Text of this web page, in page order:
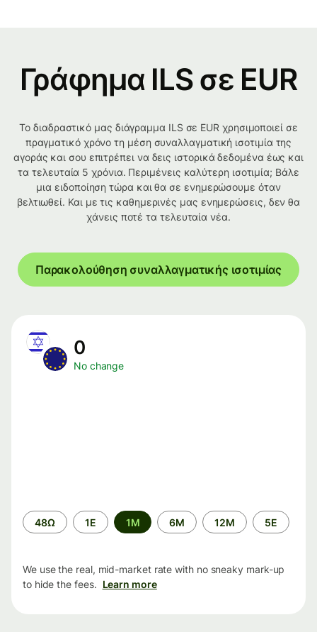
Γράφημα ILS σε EUR
Το διαδραστικό μας διάγραμμα ILS σε EUR χρησιμοποιεί σε
πραγματικό χρόνο τη μέση συναλλαγματική ισοτιμία της
αγοράς και σου επιτρέπει να δεις ιστορικά δεδομένα έως και
τα τελευταία 5 χρόνια. Περιμένεις καλύτερη ισοτιμία; Βάλε
μια ειδοποίηση τώρα και θα σε ενημερώσουμε όταν
βελτιωθεί. Και με τις καθημερινές μας ενημερώσεις, δεν θα
χάνεις ποτέ τα τελευταία νέα.
Παρακολούθηση συναλλαγματικής ισοτιμίας
0
No change
Time
period
48Ω 1Ε 1M 6M 12M 5Ε
We use the real, mid-market rate with no sneaky mark-up
to hide the fees. Learn more